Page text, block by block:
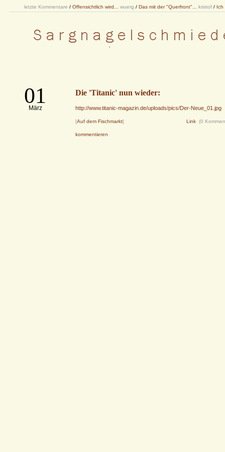
letzte Kommentare / Offensichtlich wird... wuerg / Das mit der "Querfront"... kristof / Ich
01
März
Die 'Titanic' nun wieder:
http://www.titanic-magazin.de/uploads/pics/Der-Neue_01.jpg
[Auf dem Fischmarkt] Link (0
kommentieren